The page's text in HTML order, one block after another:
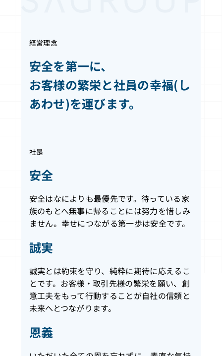
経営理念
安全を第一に、
お客様の繁栄と社員の幸福(し
あわせ)を運びます。
社是
安全
安全はなによりも最優先です。待っている家
族のもとへ無事に帰ることには努力を惜しみ
ません。幸せにつながる第一歩は安全です。
誠実
誠実とは約束を守り、純粋に期待に応えるこ
とです。お客様・取引先様の繁栄を願い、創
意工夫をもって行動することが自社の信頼と
未来へとつながります。
恩義